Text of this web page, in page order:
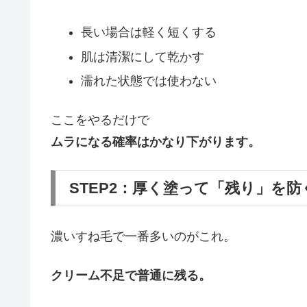
長い場合は軽く短くする
肌は清潔にして乾かす
濡れた状態では使わない
ここをやるだけで
ムラになる確率はかなり下がります。
STEP2：厚く塗って「残り」を防
濃いすね毛で一番多いのがこれ。
クリーム不足で普通に残る。